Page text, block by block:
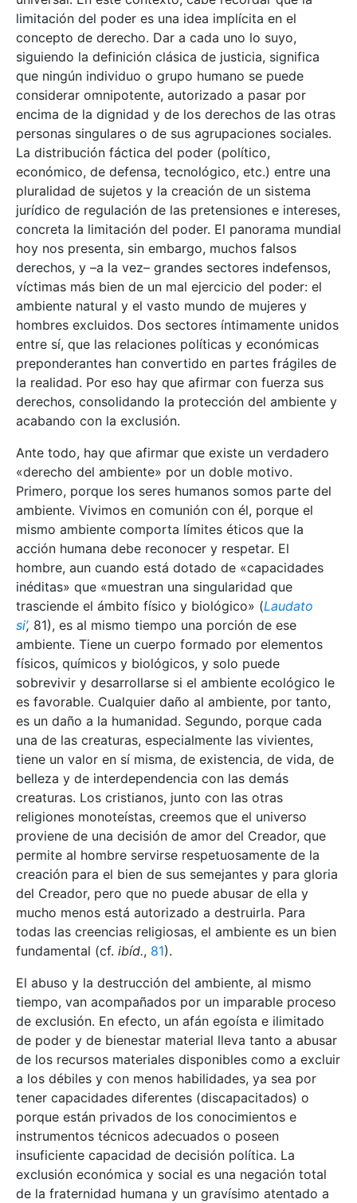
limitación del poder es una idea implícita en el
concepto de derecho. Dar a cada uno lo suyo,
siguiendo la definición clásica de justicia, significa
que ningún individuo o grupo humano se puede
considerar omnipotente, autorizado a pasar por
encima de la dignidad y de los derechos de las otras
personas singulares o de sus agrupaciones sociales.
La distribución fáctica del poder (político,
económico, de defensa, tecnológico, etc.) entre una
pluralidad de sujetos y la creación de un sistema
jurídico de regulación de las pretensiones e intereses,
concreta la limitación del poder. El panorama mundial
hoy nos presenta, sin embargo, muchos falsos
derechos, y –a la vez– grandes sectores indefensos,
víctimas más bien de un mal ejercicio del poder: el
ambiente natural y el vasto mundo de mujeres y
hombres excluidos. Dos sectores íntimamente unidos
entre sí, que las relaciones políticas y económicas
preponderantes han convertido en partes frágiles de
la realidad. Por eso hay que afirmar con fuerza sus
derechos, consolidando la protección del ambiente y
acabando con la exclusión.
Ante todo, hay que afirmar que existe un verdadero
«derecho del ambiente» por un doble motivo.
Primero, porque los seres humanos somos parte del
ambiente. Vivimos en comunión con él, porque el
mismo ambiente comporta límites éticos que la
acción humana debe reconocer y respetar. El
hombre, aun cuando está dotado de «capacidades
inéditas» que «muestran una singularidad que
trasciende el ámbito físico y biológico» (Laudato
si’, 81), es al mismo tiempo una porción de ese
ambiente. Tiene un cuerpo formado por elementos
físicos, químicos y biológicos, y solo puede
sobrevivir y desarrollarse si el ambiente ecológico le
es favorable. Cualquier daño al ambiente, por tanto,
es un daño a la humanidad. Segundo, porque cada
una de las creaturas, especialmente las vivientes,
tiene un valor en sí misma, de existencia, de vida, de
belleza y de interdependencia con las demás
creaturas. Los cristianos, junto con las otras
religiones monoteístas, creemos que el universo
proviene de una decisión de amor del Creador, que
permite al hombre servirse respetuosamente de la
creación para el bien de sus semejantes y para gloria
del Creador, pero que no puede abusar de ella y
mucho menos está autorizado a destruirla. Para
todas las creencias religiosas, el ambiente es un bien
fundamental (cf. ibíd., 81).
El abuso y la destrucción del ambiente, al mismo
tiempo, van acompañados por un imparable proceso
de exclusión. En efecto, un afán egoísta e ilimitado
de poder y de bienestar material lleva tanto a abusar
de los recursos materiales disponibles como a excluir
a los débiles y con menos habilidades, ya sea por
tener capacidades diferentes (discapacitados) o
porque están privados de los conocimientos e
instrumentos técnicos adecuados o poseen
insuficiente capacidad de decisión política. La
exclusión económica y social es una negación total
de la fraternidad humana y un gravísimo atentado a